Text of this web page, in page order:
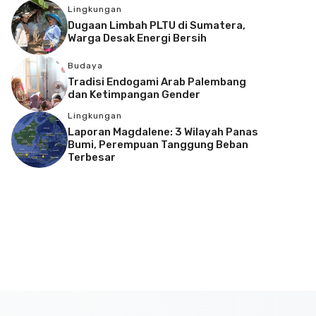
Lingkungan
Dugaan Limbah PLTU di Sumatera,
Warga Desak Energi Bersih
Budaya
Tradisi Endogami Arab Palembang
dan Ketimpangan Gender
Lingkungan
Laporan Magdalene: 3 Wilayah Panas
Bumi, Perempuan Tanggung Beban
Terbesar